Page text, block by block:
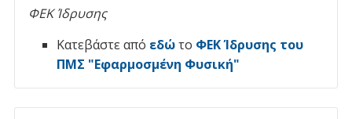
ΦΕΚ Ίδρυσης
Κατεβάστε από εδώτο ΦΕΚ Ίδρυσης του
ΠΜΣ "Εφαρμοσμένη Φυσική"